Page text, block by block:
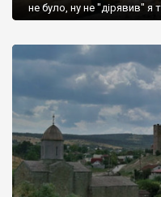
не було, ну не "дірявив" я